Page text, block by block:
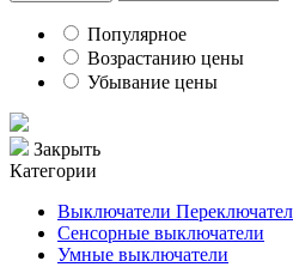
Популярное
Возрастанию цены
Убывание цены
Закрыть
Категории
Выключатели
Сенсорные выключатели
Умные выключатели